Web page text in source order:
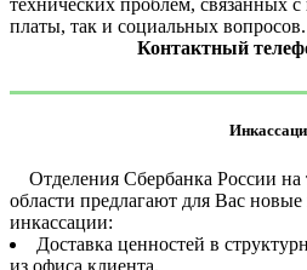
технических проблем, связанных
платы, так и социальных вопросов.
Контактный
Отделения Сбербанка России на
области предлагают для Вас
инкассации:
Доставка ценностей в
из офиса клиента.